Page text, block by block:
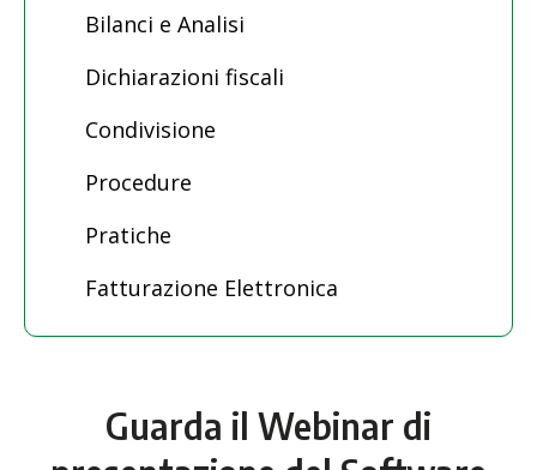
Bilanci e Analisi
Dichiarazioni fiscali
Condivisione
Procedure
Pratiche
Fatturazione Elettronica
Guarda il Webinar di